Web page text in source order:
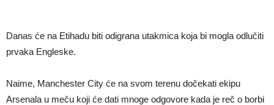
Danas će na Etihadu biti odigrana utakmica koja bi mogla odlučiti
prvaka Engleske.
Naime, Manchester City će na svom terenu dočekati ekipu
Arsenala u meču koji će dati mnoge odgovore kada je reč o borbi